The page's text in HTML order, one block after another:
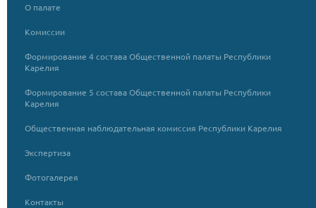
О палате
Комиссии
Формирование 4 состава Общественной палаты Республики
Карелия
Формирование 5 состава Общественной палаты Республики
Карелия
Общественная наблюдательная комиссия Республики Карелия
Экспертиза
Фотогалерея
Контакты